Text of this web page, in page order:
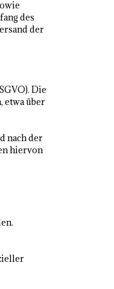
des
der
Die
etwa über
nach der
hiervon